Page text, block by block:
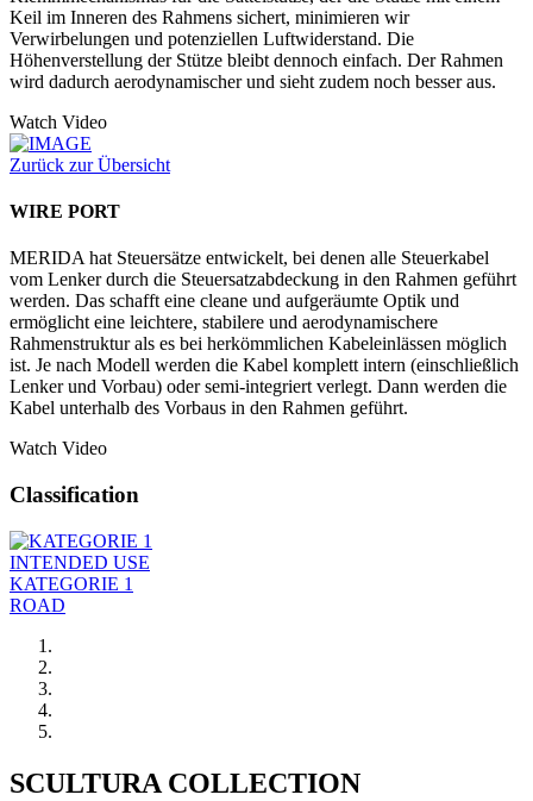
Keil im Inneren des Rahmens sichert, minimieren wir
Verwirbelungen und potenziellen Luftwiderstand. Die
Höhenverstellung der Stütze bleibt dennoch einfach. Der Rahmen
wird dadurch aerodynamischer und sieht zudem noch besser aus.
Watch Video
Zurück zur Übersicht
WIRE PORT
MERIDA hat Steuersätze entwickelt, bei denen alle Steuerkabel
vom Lenker durch die Steuersatzabdeckung in den Rahmen geführt
werden. Das schafft eine cleane und aufgeräumte Optik und
ermöglicht eine leichtere, stabilere und aerodynamischere
Rahmenstruktur als es bei herkömmlichen Kabeleinlässen möglich
ist. Je nach Modell werden die Kabel komplett intern (einschließlich
Lenker und Vorbau) oder semi-integriert verlegt. Dann werden die
Kabel unterhalb des Vorbaus in den Rahmen geführt.
Watch Video
Classification
INTENDED USE
KATEGORIE 1
ROAD
SCULTURA COLLECTION